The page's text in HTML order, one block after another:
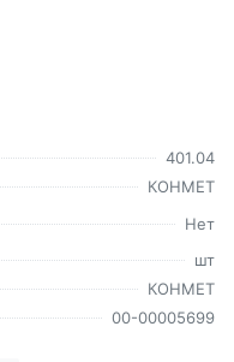
401.04
КОНМЕТ
Нет
шт
КОНМЕТ
00-00005699